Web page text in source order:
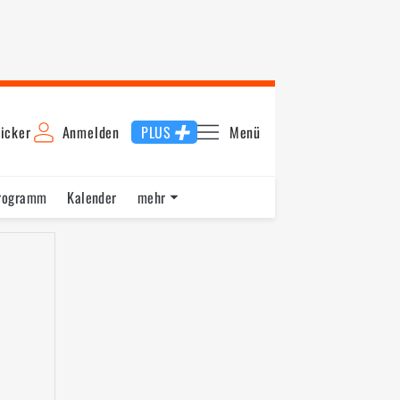
Anmelden PLUS Menü
Kalender
mehr